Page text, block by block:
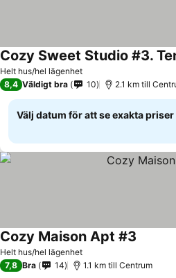
Helt hus/hel lägenhet
Cozy Sweet Studio #3.
8,4 Väldigt bra 10 2.1 km till
Välj datum för att se exakta priser
Helt hus/hel lägenhet
Cozy Maison Apt #3
7,8 Bra 14 1.1 km till Centrum